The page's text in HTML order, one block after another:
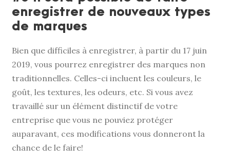
enregistrer de nouveaux types
de marques
Bien que difficiles à enregistrer, à partir du 17 juin
2019, vous pourrez enregistrer des marques non
traditionnelles. Celles-ci incluent les couleurs, le
goût, les textures, les odeurs, etc. Si vous avez
travaillé sur un élément distinctif de votre
entreprise que vous ne pouviez protéger
auparavant, ces modifications vous donneront la
chance de le faire!